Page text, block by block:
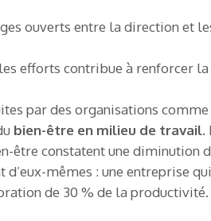
ouverts entre la direction et
efforts contribue à renforcer
par des organisations
bien-être en milieu de travail.
être constatent une diminution
mêmes : une entreprise
de 30 % de la productivité.